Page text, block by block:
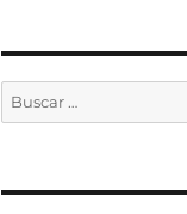
Buscar
por: